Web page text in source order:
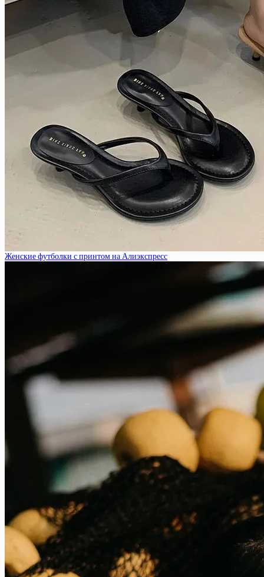
Женские футболки с принтом на Алиэкспресс